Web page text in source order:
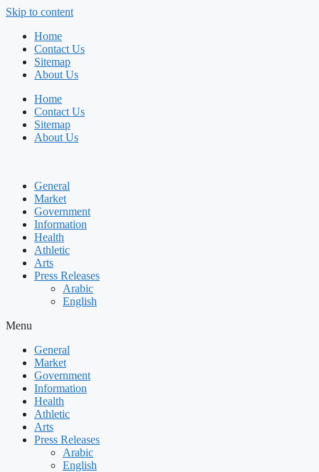
Skip to content
Home
Contact Us
Sitemap
About Us
Home
Contact Us
Sitemap
About Us
General
Market
Government
Information
Health
Athletic
Arts
Press Releases
Arabic
English
Menu
General
Market
Government
Information
Health
Athletic
Arts
Press Releases
Arabic
English